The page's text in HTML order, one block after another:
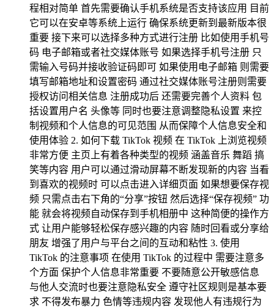
程相对简单 首先需要确认手机系统是否支持该应用 目前
它可以在安卓等系统上运行 确保系统更新到最新版本很
重要 接下来可以选择多种方式进行注册 比如使用手机号
码 电子邮箱或者社交媒体账号 如果选择手机号注册 只
需输入号码并接收验证码即可 如果使用电子邮箱 则需要
填写邮箱地址和设置密码 通过社交媒体账号注册则需要
授权访问相关信息 注册成功后 还需要完善个人资料 包
括设置用户名 头像等 同时也要注意调整隐私设置 来控
制视频和个人信息的可见范围 从而保障个人信息安全和
使用体验 2. 如何下载 TikTok 视频 在 TikTok 上浏览视频
非常方便 主页上有着各种类型的视频 涵盖音乐 舞蹈 搞
笑等内容 用户可以通过滑动屏幕不断发现新的内容 当看
到喜欢的视频时 可以点击进入详细页面 如果想要保存视
频 只需点击右下角的“分享”按钮 然后选择“保存视频” 功
能 就会将视频自动保存到手机相册中 这种简便的操作方
式 让用户能够轻松保存感兴趣的内容 随时回看或分享给
朋友 增强了用户与平台之间的互动和粘性 3. 使用
TikTok 的注意事项 在使用 TikTok 的过程中 需要注意多
个方面 保护个人信息非常重要 不要随意公开敏感信息
与他人交流时也要注意隐私安全 遵守社区规则是基本要
求 不得发布暴力 色情等违规内容 发现他人有违规行为